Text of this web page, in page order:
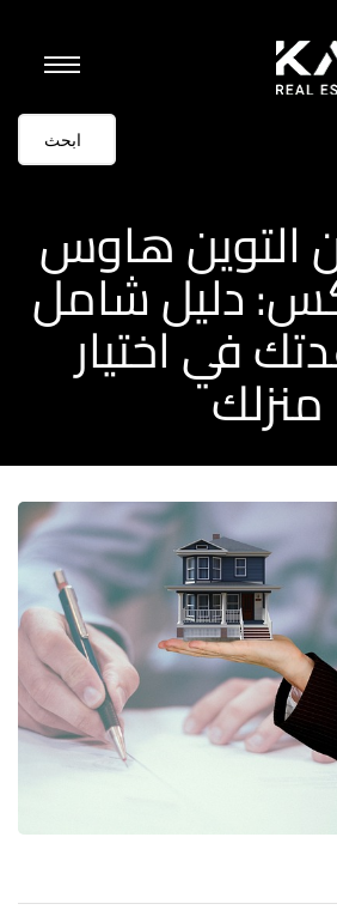
التوين هاوس
دليل شامل
في اختيار
منزلك